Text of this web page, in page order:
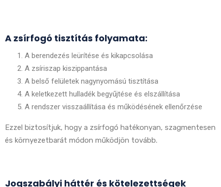
A zsírfogó tisztítás folyamata:
A berendezés leürítése és kikapcsolása
A zsíriszap kiszippantása
A belső felületek nagynyomású tisztítása
A keletkezett hulladék begyűjtése és elszállítása
A rendszer visszaállítása és működésének ellenőrzése
Ezzel biztosítjuk, hogy a zsírfogó hatékonyan, szagmentesen
és környezetbarát módon működjön tovább.
Jogszabályi háttér és kötelezettségek